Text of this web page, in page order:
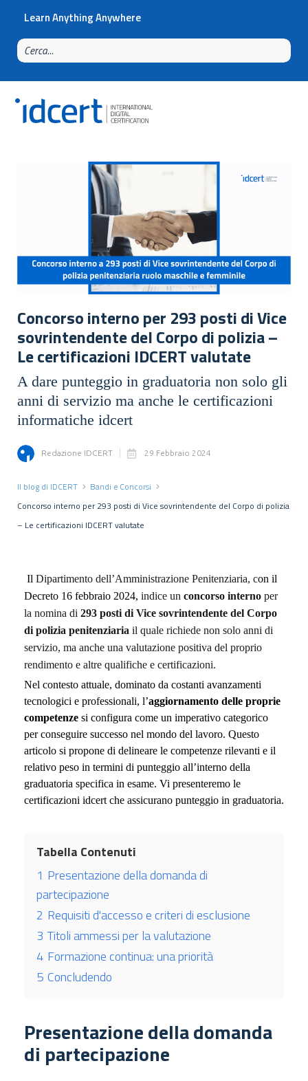
Learn Anything Anywhere
Concorso interno per 293 posti di Vice
sovrintendente del Corpo di polizia –
Le certificazioni IDCERT valutate
A dare punteggio in graduatoria non solo gli
anni di servizio ma anche le certificazioni
informatiche idcert
Redazione IDCERT 29 Febbraio 2024
Il blog di IDCERT
Bandi e Concorsi
Concorso interno per 293 posti di Vice sovrintendente del Corpo di polizia
– Le certificazioni IDCERT valutate
Il Dipartimento dell’Amministrazione Penitenziaria, con il
Decreto 16 febbraio 2024, indice un concorso interno per
la nomina di 293 posti di Vice sovrintendente del Corpo
di polizia penitenziaria il quale richiede non solo anni di
servizio, ma anche una valutazione positiva del proprio
rendimento e altre qualifiche e certificazioni.
Nel contesto attuale, dominato da costanti avanzamenti
tecnologici e professionali, l’aggiornamento delle proprie
competenze si configura come un imperativo categorico
per conseguire successo nel mondo del lavoro. Questo
articolo si propone di delineare le competenze rilevanti e il
relativo peso in termini di punteggio all’interno della
graduatoria specifica in esame. Vi presenteremo le
certificazioni idcert che assicurano punteggio in graduatoria.
Tabella Contenuti
1 Presentazione della domanda di
partecipazione
2 Requisiti d'accesso e criteri di esclusione
3 Titoli ammessi per la valutazione
4 Formazione continua: una priorità
5 Concludendo
Presentazione della domanda
di partecipazione